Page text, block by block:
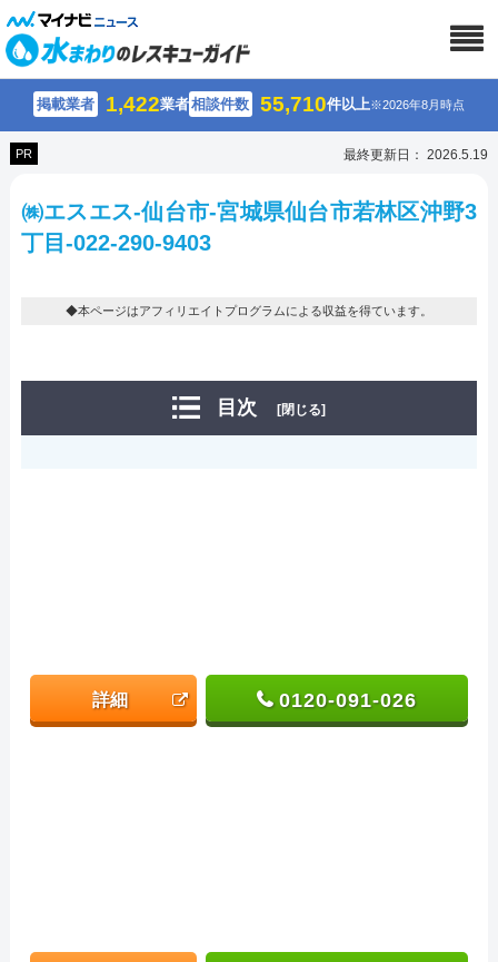
掲載業者 1,422業者相談件数 55,710件以上※2026年8月時点
PR 最終更新日： 2026.5.19
㈱エスエス-仙台市-宮城県仙台市若林区沖野3
丁目-022-290-9403
◆本ページはアフィリエイトプログラムによる収益を得ています。
目次 [閉じる]
詳細 0120-091-026